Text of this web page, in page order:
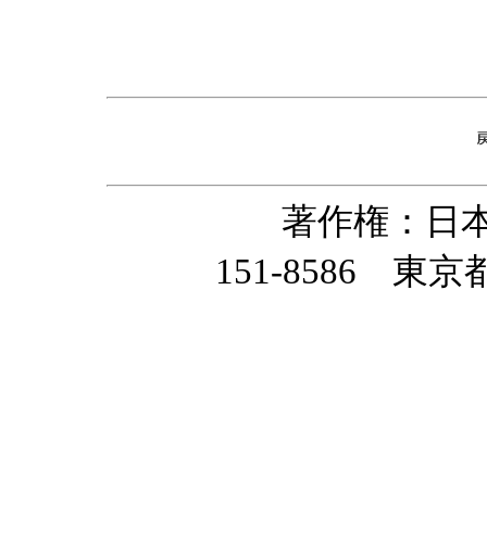
著作権：日
151-8586 東京